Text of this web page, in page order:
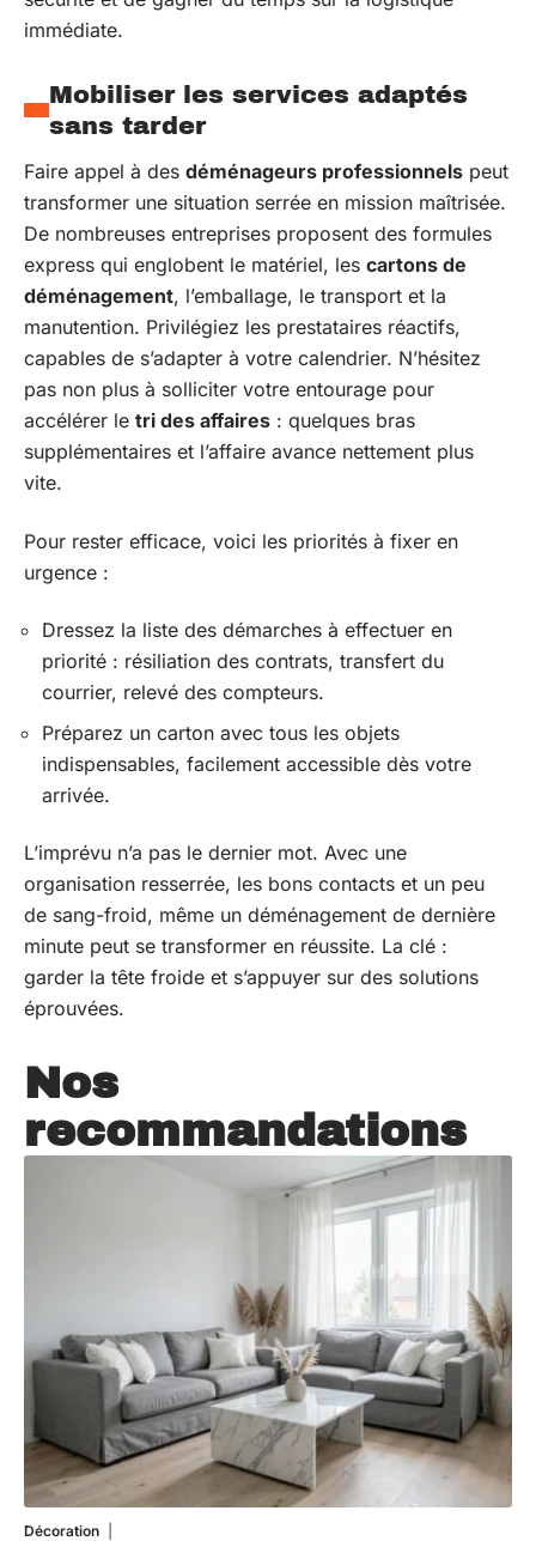
immédiate.
Mobiliser les services adaptés
sans tarder
Faire appel à des déménageurs professionnels peut
transformer une situation serrée en mission maîtrisée.
De nombreuses entreprises proposent des formules
express qui englobent le matériel, les cartons de
déménagement, l’emballage, le transport et la
manutention. Privilégiez les prestataires réactifs,
capables de s’adapter à votre calendrier. N’hésitez
pas non plus à solliciter votre entourage pour
accélérer le tri des affaires : quelques bras
supplémentaires et l’affaire avance nettement plus
vite.
Pour rester efficace, voici les priorités à fixer en
urgence :
Dressez la liste des démarches à effectuer en
priorité : résiliation des contrats, transfert du
courrier, relevé des compteurs.
Préparez un carton avec tous les objets
indispensables, facilement accessible dès votre
arrivée.
L’imprévu n’a pas le dernier mot. Avec une
organisation resserrée, les bons contacts et un peu
de sang-froid, même un déménagement de dernière
minute peut se transformer en réussite. La clé :
garder la tête froide et s’appuyer sur des solutions
éprouvées.
Nos
recommandations
Décoration